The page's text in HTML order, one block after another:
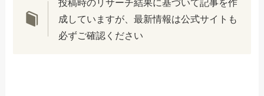
投稿時のリサーチ結果に基づいて記事を作
成していますが、最新情報は公式サイトも
必ずご確認ください